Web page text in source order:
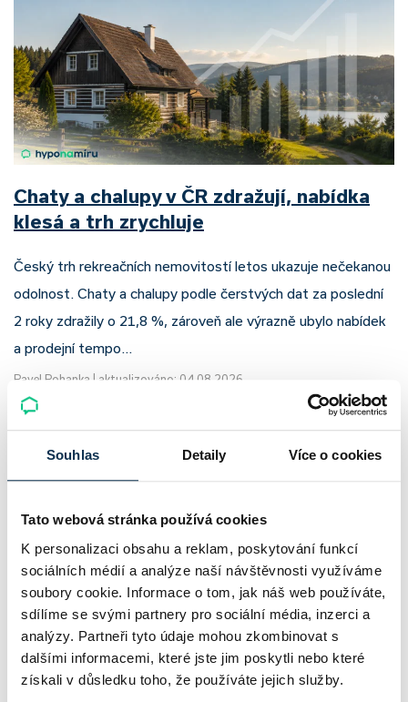
Souhlas Detaily Více o cookies
Tato webová stránka používá cookies
K personalizaci obsahu a reklam, poskytování funkcí
sociálních médií a analýze naší návštěvnosti využíváme
soubory cookie. Informace o tom, jak náš web používáte,
sdílíme se svými partnery pro sociální média, inzerci a
analýzy. Partneři tyto údaje mohou zkombinovat s
dalšími informacemi, které jste jim poskytli nebo které
získali v důsledku toho, že používáte jejich služby.
Chaty a chalupy v ČR zdražují, nabídka
klesá a trh zrychluje
Český trh rekreačních nemovitostí letos ukazuje nečekanou
odolnost. Chaty a chalupy podle čerstvých dat za poslední
2 roky zdražily o 21,8 %, zároveň ale výrazně ubylo nabídek
a prodejní tempo…
Pavel Pohanka | aktualizováno: 04.08.2026
UniCredit Bank od 27.7.2026 zdražuje
hypotéky, zatímco Raiffeisenbank
prodloužila slevu do 6.9.2026